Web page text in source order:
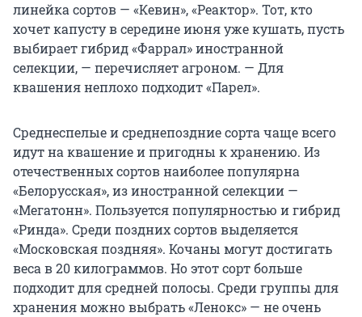
линейка сортов — «Кевин», «Реактор». Тот, кто
хочет капусту в середине июня уже кушать, пусть
выбирает гибрид «Фаррал» иностранной
селекции, — перечисляет агроном. — Для
квашения неплохо подходит «Парел».
Среднеспелые и среднепоздние сорта чаще всего
идут на квашение и пригодны к хранению. Из
отечественных сортов наиболее популярна
«Белорусская», из иностранной селекции —
«Мегатонн». Пользуется популярностью и гибрид
«Ринда». Среди поздних сортов выделяется
«Московская поздняя». Кочаны могут достигать
веса в 20 килограммов. Но этот сорт больше
подходит для средней полосы. Среди группы для
хранения можно выбрать «Ленокс» — не очень